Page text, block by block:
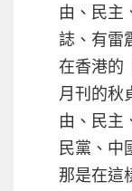
由、民主
誌、有雷
在香港的
月刊的秋
由、民主
民黨、中
那是在這